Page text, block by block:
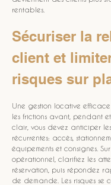
rentables.
Sécuriser la
client et
risques sur
Une gestion locative efficace
les frictions avant, pendant
clair, vous devez anticiper
récurrentes: accès,
équipements et consignes.
opérationnel, clarifiez les
réservation, puis répondez
de demande. Les risques se